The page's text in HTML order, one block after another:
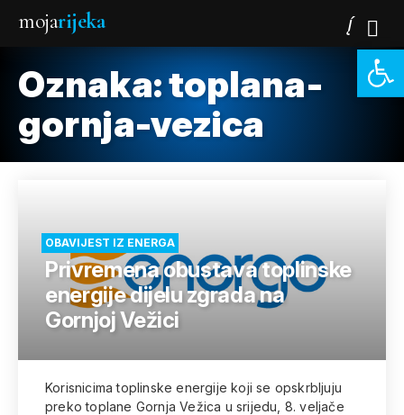
mojarijeka
Oznaka:toplana-
gornja-vezica
OBAVIJEST IZ ENERGA
Privremena obustava toplinske
energije dijelu zgrada na
Gornjoj Vežici
Korisnicima toplinske energije koji se opskrbljuju
preko toplane Gornja Vežica u srijedu, 8. veljače